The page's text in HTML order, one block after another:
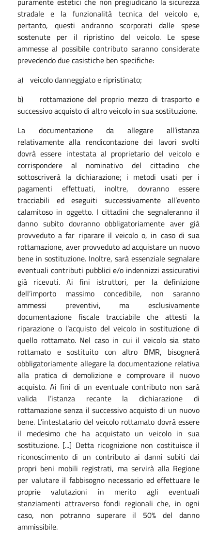
stradale e la funzionalità tecnica del veicolo e,
pertanto, questi andranno scorporati dalle spese
sostenute per il ripristino del veicolo. Le spese
ammesse al possibile contributo saranno considerate
prevedendo due casistiche ben specifiche:
a) veicolo danneggiato e ripristinato;
b)
rottamazione del proprio mezzo di trasporto e
successivo acquisto di altro veicolo in sua sostituzione.
La documentazione da allegare all’istanza
relativamente alla rendicontazione dei lavori svolti
dovrà essere intestata al proprietario del veicolo e
corrispondere al nominativo del cittadino che
sottoscriverà la dichiarazione; i metodi usati per i
pagamenti effettuati, inoltre, dovranno essere
tracciabili ed eseguiti successivamente all’evento
calamitoso in oggetto. I cittadini che segnaleranno il
danno subito dovranno obbligatoriamente aver già
provveduto a far riparare il veicolo o, in caso di sua
rottamazione, aver provveduto ad acquistare un nuovo
bene in sostituzione. Inoltre, sarà essenziale segnalare
eventuali contributi pubblici e/o indennizzi assicurativi
già ricevuti. Ai fini istruttori, per la definizione
dell’importo massimo concedibile, non saranno
ammessi preventivi, ma esclusivamente
documentazione fiscale tracciabile che attesti la
riparazione o l’acquisto del veicolo in sostituzione di
quello rottamato. Nel caso in cui il veicolo sia stato
rottamato e sostituito con altro BMR, bisognerà
obbligatoriamente allegare la documentazione relativa
alla pratica di demolizione e comprovare il nuovo
acquisto. Ai fini di un eventuale contributo non sarà
valida l’istanza recante la dichiarazione di
rottamazione senza il successivo acquisto di un nuovo
bene. L’intestatario del veicolo rottamato dovrà essere
il medesimo che ha acquistato un veicolo in sua
sostituzione. [...] Detta ricognizione non costituisce il
riconoscimento di un contributo ai danni subiti dai
propri beni mobili registrati, ma servirà alla Regione
per valutare il fabbisogno necessario ed effettuare le
proprie valutazioni in merito agli eventuali
stanziamenti attraverso fondi regionali che, in ogni
caso, non potranno superare il 50% del danno
ammissibile.